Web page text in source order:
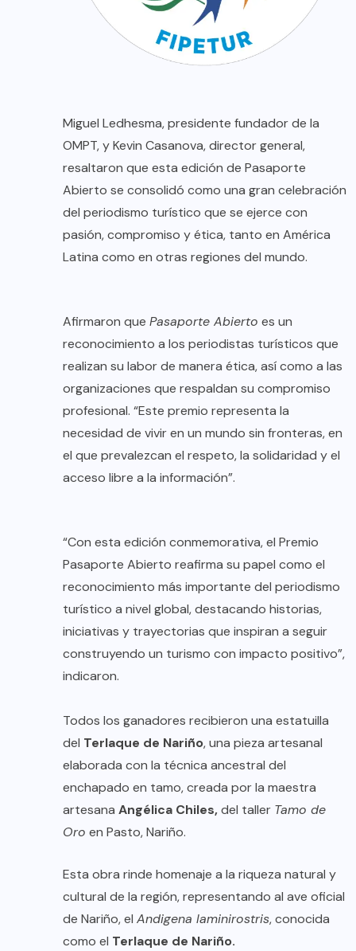
Miguel Ledhesma, presidente fundador de la
OMPT, y Kevin Casanova, director general,
resaltaron que esta edición de Pasaporte
Abierto se consolidó como una gran celebración
del periodismo turístico que se ejerce con
pasión, compromiso y ética, tanto en América
Latina como en otras regiones del mundo.
Afirmaron que Pasaporte Abierto es un
reconocimiento a los periodistas turísticos que
realizan su labor de manera ética, así como a las
organizaciones que respaldan su compromiso
profesional. “Este premio representa la
necesidad de vivir en un mundo sin fronteras, en
el que prevalezcan el respeto, la solidaridad y el
acceso libre a la información”.
“Con esta edición conmemorativa, el Premio
Pasaporte Abierto reafirma su papel como el
reconocimiento más importante del periodismo
turístico a nivel global, destacando historias,
iniciativas y trayectorias que inspiran a seguir
construyendo un turismo con impacto positivo”,
indicaron.
Todos los ganadores recibieron una estatuilla
del Terlaque de Nariño, una pieza artesanal
elaborada con la técnica ancestral del
enchapado en tamo, creada por la maestra
artesana Angélica Chiles,del taller Tamo de
Oro en Pasto, Nariño.
Esta obra rinde homenaje a la riqueza natural y
cultural de la región, representando al ave oficial
de Nariño, el Andigena laminirostris, conocida
como el Terlaque de Nariño.